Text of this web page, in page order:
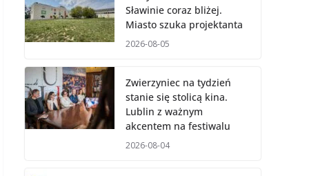
Sławinie coraz bliżej.
Miasto szuka projektanta
2026-08-05
Zwierzyniec na tydzień
stanie się stolicą kina.
Lublin z ważnym
akcentem na festiwalu
2026-08-04